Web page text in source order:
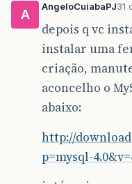
A
AngeloCuiabaPJ31
depois q vc
instalar uma
criação,
aconcelho o
abaixo:
http://
p=mysql-